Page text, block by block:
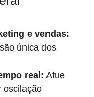
e vendas:
única dos
real: Atue
oscilação